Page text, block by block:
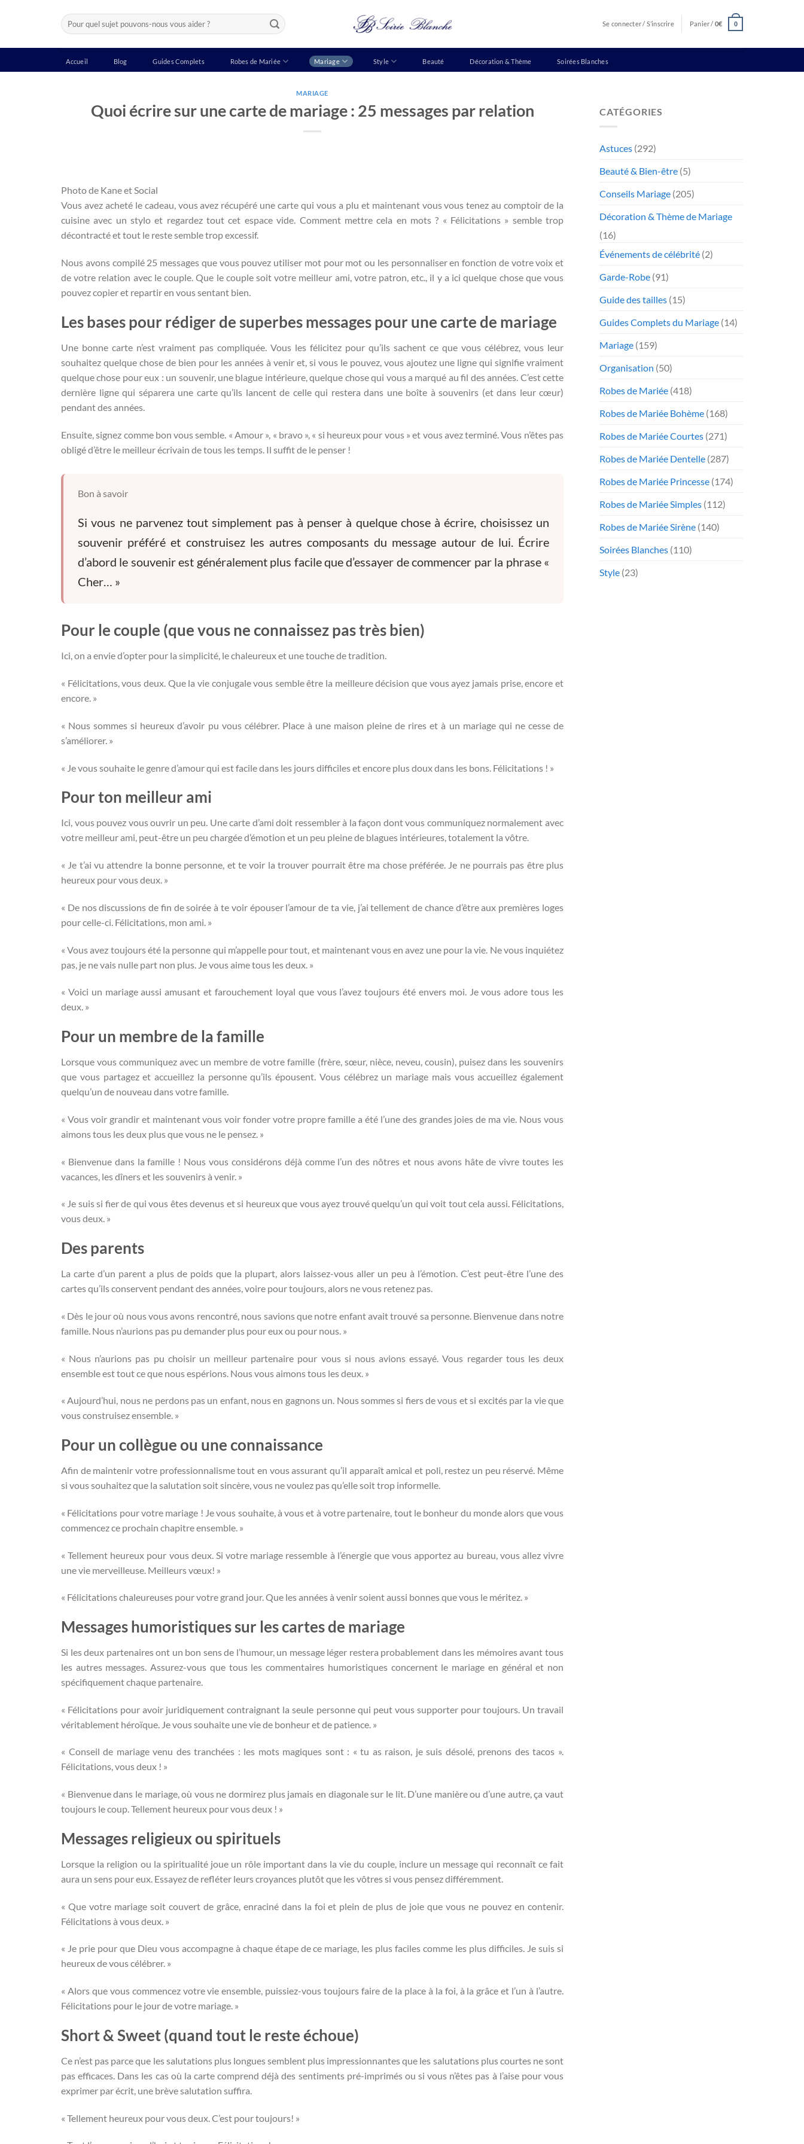
Recherche
pour :
Se connecter / S’inscrire Panier / 0€ 0
Accueil Blog Guides Complets Robes de Mariée Mariage Style Beauté Décoration & Thème Soirées Blanches
MARIAGE
Quoi écrire sur une carte de mariage : 25 messages par relation
Photo de Kane et Social
Vous avez acheté le cadeau, vous avez récupéré une carte qui vous a plu et maintenant vous vous tenez au comptoir de la
cuisine avec un stylo et regardez tout cet espace vide. Comment mettre cela en mots ? « Félicitations » semble trop
décontracté et tout le reste semble trop excessif.
Nous avons compilé 25 messages que vous pouvez utiliser mot pour mot ou les personnaliser en fonction de votre voix et
de votre relation avec le couple. Que le couple soit votre meilleur ami, votre patron, etc., il y a ici quelque chose que vous
pouvez copier et repartir en vous sentant bien.
Les bases pour rédiger de superbes messages pour une carte de mariage
Une bonne carte n’est vraiment pas compliquée. Vous les félicitez pour qu’ils sachent ce que vous célébrez, vous leur
souhaitez quelque chose de bien pour les années à venir et, si vous le pouvez, vous ajoutez une ligne qui signifie vraiment
quelque chose pour eux : un souvenir, une blague intérieure, quelque chose qui vous a marqué au fil des années. C’est cette
dernière ligne qui séparera une carte qu’ils lancent de celle qui restera dans une boîte à souvenirs (et dans leur cœur)
pendant des années.
Ensuite, signez comme bon vous semble. « Amour », « bravo », « si heureux pour vous » et vous avez terminé. Vous n’êtes pas
obligé d’être le meilleur écrivain de tous les temps. Il suffit de le penser !
Bon à savoir
Si vous ne parvenez tout simplement pas à penser à quelque chose à écrire, choisissez un
souvenir préféré et construisez les autres composants du message autour de lui. Écrire
d’abord le souvenir est généralement plus facile que d’essayer de commencer par la phrase «
Cher… »
Pour le couple (que vous ne connaissez pas très bien)
Ici, on a envie d’opter pour la simplicité, le chaleureux et une touche de tradition.
« Félicitations, vous deux. Que la vie conjugale vous semble être la meilleure décision que vous ayez jamais prise, encore et
encore. »
« Nous sommes si heureux d’avoir pu vous célébrer. Place à une maison pleine de rires et à un mariage qui ne cesse de
s’améliorer. »
« Je vous souhaite le genre d’amour qui est facile dans les jours difficiles et encore plus doux dans les bons. Félicitations ! »
Pour ton meilleur ami
Ici, vous pouvez vous ouvrir un peu. Une carte d’ami doit ressembler à la façon dont vous communiquez normalement avec
votre meilleur ami, peut-être un peu chargée d’émotion et un peu pleine de blagues intérieures, totalement la vôtre.
« Je t’ai vu attendre la bonne personne, et te voir la trouver pourrait être ma chose préférée. Je ne pourrais pas être plus
heureux pour vous deux. »
« De nos discussions de fin de soirée à te voir épouser l’amour de ta vie, j’ai tellement de chance d’être aux premières loges
pour celle-ci. Félicitations, mon ami. »
« Vous avez toujours été la personne qui m’appelle pour tout, et maintenant vous en avez une pour la vie. Ne vous inquiétez
pas, je ne vais nulle part non plus. Je vous aime tous les deux. »
« Voici un mariage aussi amusant et farouchement loyal que vous l’avez toujours été envers moi. Je vous adore tous les
deux. »
Pour un membre de la famille
Lorsque vous communiquez avec un membre de votre famille (frère, sœur, nièce, neveu, cousin), puisez dans les souvenirs
que vous partagez et accueillez la personne qu’ils épousent. Vous célébrez un mariage mais vous accueillez également
quelqu’un de nouveau dans votre famille.
« Vous voir grandir et maintenant vous voir fonder votre propre famille a été l’une des grandes joies de ma vie. Nous vous
aimons tous les deux plus que vous ne le pensez. »
« Bienvenue dans la famille ! Nous vous considérons déjà comme l’un des nôtres et nous avons hâte de vivre toutes les
vacances, les dîners et les souvenirs à venir. »
« Je suis si fier de qui vous êtes devenus et si heureux que vous ayez trouvé quelqu’un qui voit tout cela aussi. Félicitations,
vous deux. »
Des parents
La carte d’un parent a plus de poids que la plupart, alors laissez-vous aller un peu à l’émotion. C’est peut-être l’une des
cartes qu’ils conservent pendant des années, voire pour toujours, alors ne vous retenez pas.
« Dès le jour où nous vous avons rencontré, nous savions que notre enfant avait trouvé sa personne. Bienvenue dans notre
famille. Nous n’aurions pas pu demander plus pour eux ou pour nous. »
« Nous n’aurions pas pu choisir un meilleur partenaire pour vous si nous avions essayé. Vous regarder tous les deux
ensemble est tout ce que nous espérions. Nous vous aimons tous les deux. »
« Aujourd’hui, nous ne perdons pas un enfant, nous en gagnons un. Nous sommes si fiers de vous et si excités par la vie que
vous construisez ensemble. »
Pour un collègue ou une connaissance
Afin de maintenir votre professionnalisme tout en vous assurant qu’il apparaît amical et poli, restez un peu réservé. Même
si vous souhaitez que la salutation soit sincère, vous ne voulez pas qu’elle soit trop informelle.
« Félicitations pour votre mariage ! Je vous souhaite, à vous et à votre partenaire, tout le bonheur du monde alors que vous
commencez ce prochain chapitre ensemble. »
« Tellement heureux pour vous deux. Si votre mariage ressemble à l’énergie que vous apportez au bureau, vous allez vivre
une vie merveilleuse. Meilleurs vœux! »
« Félicitations chaleureuses pour votre grand jour. Que les années à venir soient aussi bonnes que vous le méritez. »
Messages humoristiques sur les cartes de mariage
Si les deux partenaires ont un bon sens de l’humour, un message léger restera probablement dans les mémoires avant tous
les autres messages. Assurez-vous que tous les commentaires humoristiques concernent le mariage en général et non
spécifiquement chaque partenaire.
« Félicitations pour avoir juridiquement contraignant la seule personne qui peut vous supporter pour toujours. Un travail
véritablement héroïque. Je vous souhaite une vie de bonheur et de patience. »
« Conseil de mariage venu des tranchées : les mots magiques sont : « tu as raison, je suis désolé, prenons des tacos ».
Félicitations, vous deux ! »
« Bienvenue dans le mariage, où vous ne dormirez plus jamais en diagonale sur le lit. D’une manière ou d’une autre, ça vaut
toujours le coup. Tellement heureux pour vous deux ! »
Messages religieux ou spirituels
Lorsque la religion ou la spiritualité joue un rôle important dans la vie du couple, inclure un message qui reconnaît ce fait
aura un sens pour eux. Essayez de refléter leurs croyances plutôt que les vôtres si vous pensez différemment.
« Que votre mariage soit couvert de grâce, enraciné dans la foi et plein de plus de joie que vous ne pouvez en contenir.
Félicitations à vous deux. »
« Je prie pour que Dieu vous accompagne à chaque étape de ce mariage, les plus faciles comme les plus difficiles. Je suis si
heureux de vous célébrer. »
« Alors que vous commencez votre vie ensemble, puissiez-vous toujours faire de la place à la foi, à la grâce et l’un à l’autre.
Félicitations pour le jour de votre mariage. »
Short & Sweet (quand tout le reste échoue)
Ce n’est pas parce que les salutations plus longues semblent plus impressionnantes que les salutations plus courtes ne sont
pas efficaces. Dans les cas où la carte comprend déjà des sentiments pré-imprimés ou si vous n’êtes pas à l’aise pour vous
exprimer par écrit, une brève salutation suffira.
« Tellement heureux pour vous deux. C’est pour toujours! »
CATÉGORIES
Astuces (292)
Beauté & Bien-être (5)
Conseils Mariage (205)
Décoration & Thème de Mariage
(16)
Événements de célébrité (2)
Garde-Robe (91)
Guide des tailles (15)
Guides Complets du Mariage (14)
Mariage (159)
Organisation (50)
Robes de Mariée (418)
Robes de Mariée Bohème (168)
Robes de Mariée Courtes (271)
Robes de Mariée Dentelle (287)
Robes de Mariée Princesse (174)
Robes de Mariée Simples (112)
Robes de Mariée Sirène (140)
Soirées Blanches (110)
Style (23)